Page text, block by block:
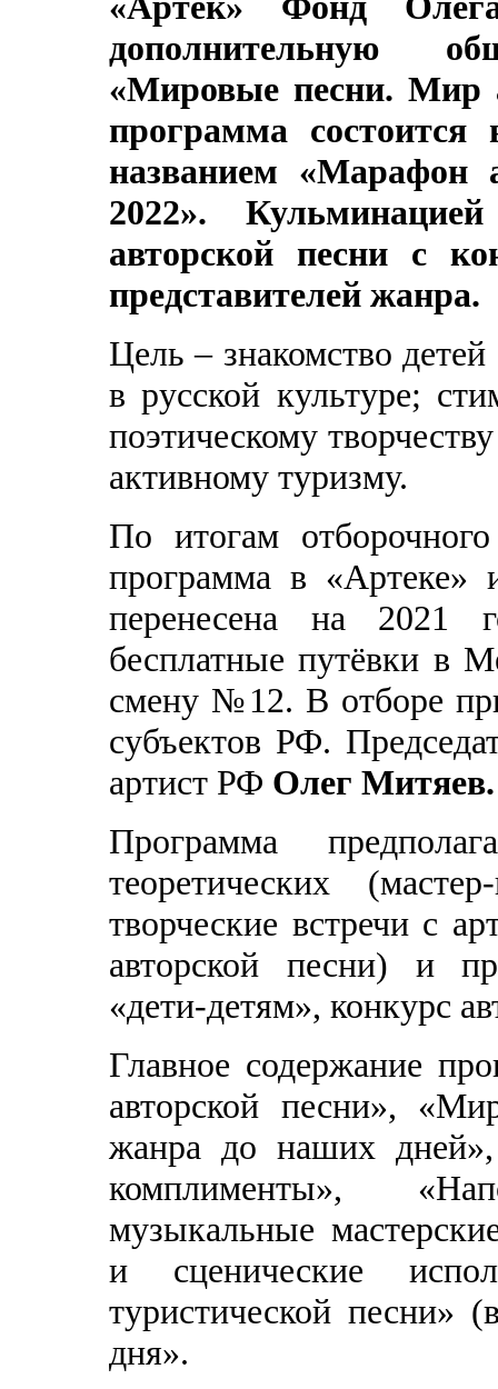
дополнительную
«Мировые песни. Мир
программа
названием «Марафон
2022».
авторской песни с
представителей жанра.
Цель – знакомство
в русской культуре;
поэтическому
активному туризму.
По итогам
программа в «Артеке»
перенесена на 2021
бесплатные путёвки в
смену №12. В отборе
субъектов РФ.
артист РФ Олег Митяев.
Программа
теоретических
творческие встречи с
авторской песни) и
«дети-детям», конкурс
Главное содержание
авторской песни»,
жанра до наших дней»,
комплименты»,
музыкальные
и сценические
туристической песни»
дня».